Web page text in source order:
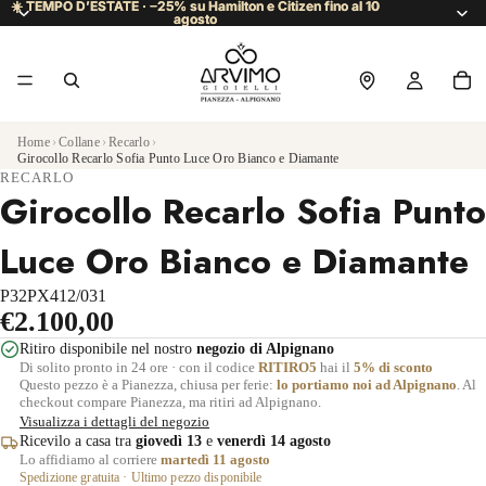
☀️ TEMPO D’ESTATE · −25% su Hamilton e Citizen fino al 10
agosto
☀️ TEMPO D’ESTATE · −25% su Hamilton e Citizen fino al 10
agosto
Home › Collane › Recarlo ›
Girocollo Recarlo Sofia Punto Luce Oro Bianco e Diamante
RECARLO
Girocollo Recarlo Sofia Punto
Luce Oro Bianco e Diamante
P32PX412/031
€2.100,00
Ritiro disponibile nel nostro negozio di Alpignano
Di solito pronto in 24 ore · con il codice RITIRO5 hai il 5% di sconto
Questo pezzo è a Pianezza, chiusa per ferie: lo portiamo noi ad Alpignano. Al
checkout compare Pianezza, ma ritiri ad Alpignano.
Visualizza i dettagli del negozio
Ricevilo a casa tra giovedì 13 e venerdì 14 agosto
Lo affidiamo al corriere martedì 11 agosto
Spedizione gratuita · Ultimo pezzo disponibile